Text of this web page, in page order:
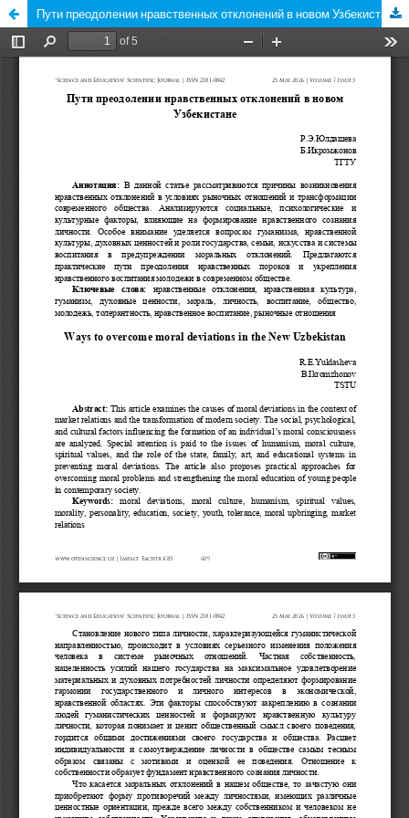
Пути преодолении нравственных отклонений в новом Узбекистане